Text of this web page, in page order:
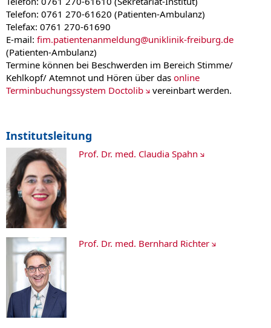
Telefon: 0761 270-61620 (Patienten-Ambulanz)
Telefax: 0761 270-61690
E-mail: fim.patientenanmeldung@uniklinik-freiburg.de
(Patienten-Ambulanz)
Termine können bei Beschwerden im Bereich Stimme/
Kehlkopf/ Atemnot und Hören über das online
Terminbuchungssystem Doctolib
vereinbart werden.
Institutsleitung
Prof. Dr. med. Claudia Spahn
Prof. Dr. med. Bernhard Richter